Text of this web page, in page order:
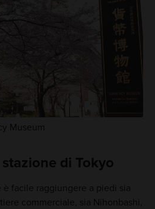
Museum
di Tokyo
è facile raggiungere a piedi sia
commerciale, sia Nihonbashi,